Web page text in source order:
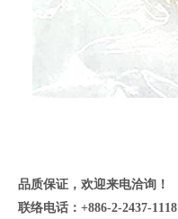
品质保证，欢迎来电洽询！
联络电话：+886-2-2437-1118